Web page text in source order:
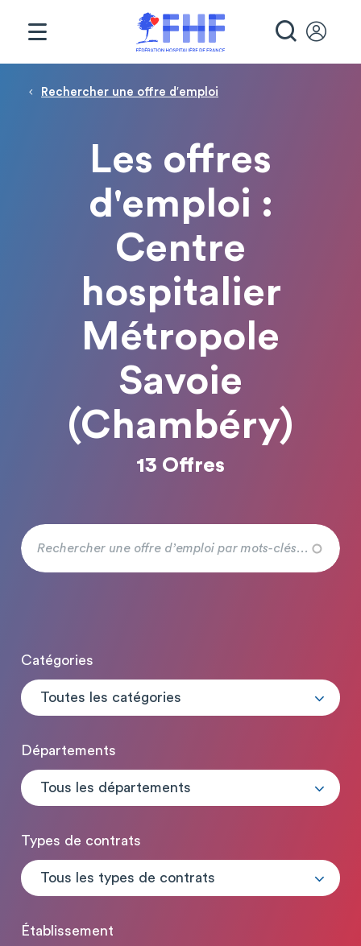
Fil d'Ariane
Rechercher une offre d′emploi
Les offres
d'emploi :
Centre
hospitalier
Métropole
Savoie
(Chambéry)
13 Offres
Catégories
Toutes les catégories
Départements
Tous les départements
Types de contrats
Tous les types de contrats
Établissement
Panneau de gestion des cookies